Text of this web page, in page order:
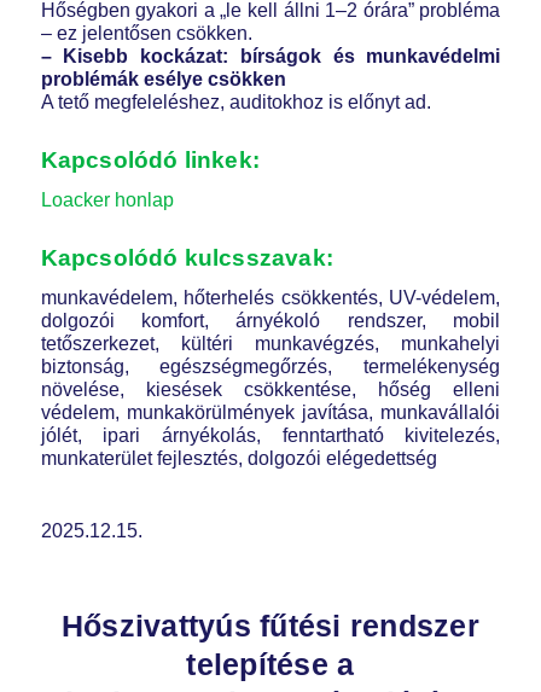
Hőségben gyakori a „le kell állni 1–2 órára” probléma
– ez jelentősen csökken.
– Kisebb kockázat: bírságok és munkavédelmi
problémák esélye csökken
A tető megfeleléshez, auditokhoz is előnyt ad.
Kapcsolódó linkek:
Loacker honlap
Kapcsolódó kulcsszavak:
munkavédelem, hőterhelés csökkentés, UV-védelem,
dolgozói komfort, árnyékoló rendszer, mobil
tetőszerkezet, kültéri munkavégzés, munkahelyi
biztonság, egészségmegőrzés, termelékenység
növelése, kiesések csökkentése, hőség elleni
védelem, munkakörülmények javítása, munkavállalói
jólét, ipari árnyékolás, fenntartható kivitelezés,
munkaterület fejlesztés, dolgozói elégedettség
2025.12.15.
Hőszivattyús fűtési rendszer
telepítése a